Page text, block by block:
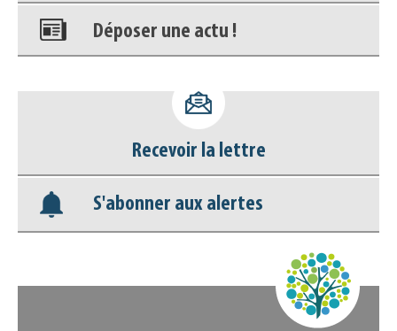
Déposer une actu !
déconnecter)
Base documentaire
Nos veilles Scoop.it
Recevoir la lettre
S'abonner aux alertes